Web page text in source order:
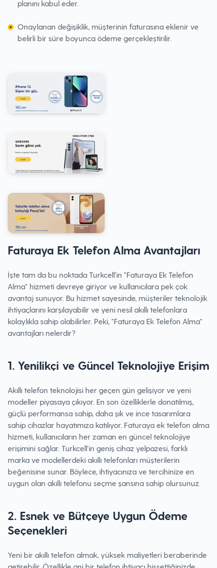
planını kabul eder.
Onaylanan değişiklik, müşterinin faturasına eklenir ve
belirli bir süre boyunca ödeme gerçekleştirilir.
Faturaya Ek Telefon Alma Avantajları
İşte tam da bu noktada Turkcell'in "Faturaya Ek Telefon
Alma" hizmeti devreye giriyor ve kullanıcılara pek çok
avantaj sunuyor. Bu hizmet sayesinde, müşteriler teknolojik
ihtiyaçlarını karşılayabilir ve yeni nesil akıllı telefonlara
kolaylıkla sahip olabilirler. Peki, "Faturaya Ek Telefon Alma"
avantajları nelerdir?
1. Yenilikçi ve Güncel Teknolojiye Erişim
Akıllı telefon teknolojisi her geçen gün gelişiyor ve yeni
modeller piyasaya çıkıyor. En son özelliklerle donatılmış,
güçlü performansa sahip, daha şık ve ince tasarımlara
sahip cihazlar hayatımıza katılıyor. Faturaya ek telefon alma
hizmeti, kullanıcıların her zaman en güncel teknolojiye
erişimini sağlar. Turkcell'in geniş cihaz yelpazesi, farklı
marka ve modellerdeki akıllı telefonları müşterilerin
beğenisine sunar. Böylece, ihtiyacınıza ve tercihinize en
uygun olan akıllı telefonu seçme şansına sahip olursunuz.
2. Esnek ve Bütçeye Uygun Ödeme
Seçenekleri
Yeni bir akıllı telefon almak, yüksek maliyetleri beraberinde